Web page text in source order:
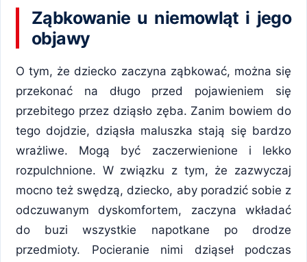
Ząbkowanie u niemowląt i jego
objawy
O tym, że dziecko zaczyna ząbkować, można się
przekonać na długo przed pojawieniem się
przebitego przez dziąsło zęba. Zanim bowiem do
tego dojdzie, dziąsła maluszka stają się bardzo
wrażliwe. Mogą być zaczerwienione i lekko
rozpulchnione. W związku z tym, że zazwyczaj
mocno też swędzą, dziecko, aby poradzić sobie z
odczuwanym dyskomfortem, zaczyna wkładać
do buzi wszystkie napotkane po drodze
przedmioty. Pocieranie nimi dziąseł podczas